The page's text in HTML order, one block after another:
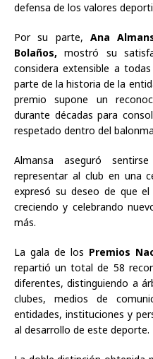
defensa de los valores
Por su parte, Ana
Bolaños, mostró su
considera extensible a
parte de la historia de la
premio supone un
durante décadas para
respetado dentro del
Almansa aseguró
representar al club en una
expresó su deseo de que el
creciendo y celebrando
más.
La gala de los Premios
repartió un total de 58
diferentes, distinguiendo a
clubes, medios de
entidades, instituciones y
al desarrollo de este deporte.